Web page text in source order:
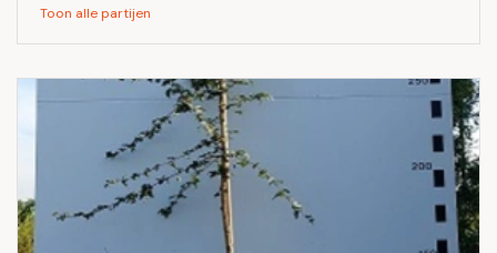
Toon alle partijen